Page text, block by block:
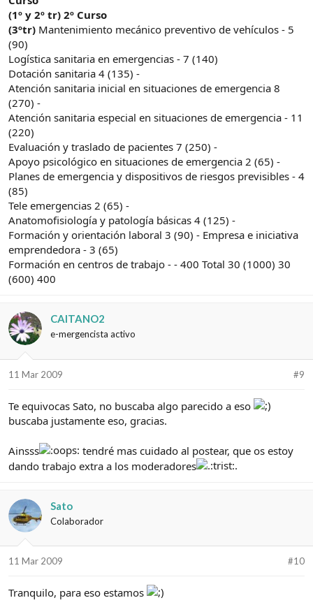
(1º y 2º tr) 2º Curso
(3ºtr) Mantenimiento mecánico preventivo de vehículos - 5
(90)
Logística sanitaria en emergencias - 7 (140)
Dotación sanitaria 4 (135) -
Atención sanitaria inicial en situaciones de emergencia 8
(270) -
Atención sanitaria especial en situaciones de emergencia - 11
(220)
Evaluación y traslado de pacientes 7 (250) -
Apoyo psicológico en situaciones de emergencia 2 (65) -
Planes de emergencia y dispositivos de riesgos previsibles - 4
(85)
Tele emergencias 2 (65) -
Anatomofisiología y patología básicas 4 (125) -
Formación y orientación laboral 3 (90) - Empresa e iniciativa
emprendedora - 3 (65)
Formación en centros de trabajo - - 400 Total 30 (1000) 30
(600) 400
CAITANO2
e-mergencista activo
11 Mar 2009 #9
Te equivocas Sato, no buscaba algo parecido a eso
buscaba justamente eso, gracias.
Ainsss
tendré mas cuidado al postear, que os estoy
dando trabajo extra a los moderadores
Sato
Colaborador
11 Mar 2009 #10
Tranquilo, para eso estamos